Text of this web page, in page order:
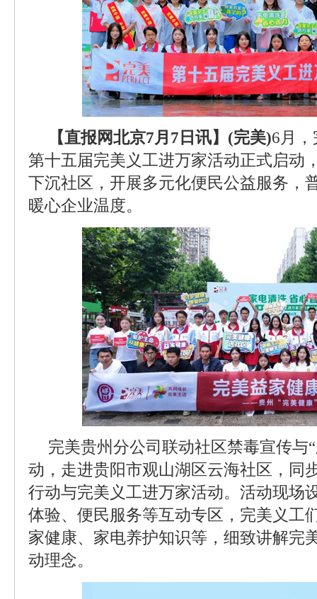
【直报网北京7月7日讯】(完美)6月
第十五届完美义工进万家活动正式启动
下沉社区，开展多元化便民公益服务，
暖心企业温度。
完美贵州分公司联动社区禁毒宣传与
动，走进贵阳市观山湖区云海社区，同
行动与完美义工进万家活动。活动现场
体验、便民服务等互动专区，完美义工
家健康、家电养护知识等，细致讲解完
动理念。